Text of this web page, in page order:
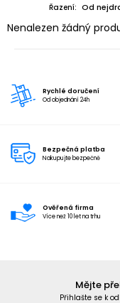
Řazení: Od
Nenalezen žádný
Rychlé doručení
Od objednání 24h
Bezpečná platba
Nakupujte bezpečně
Ověřená firma
Více než 10 let na trhu
Mějte
Přihlašte se k